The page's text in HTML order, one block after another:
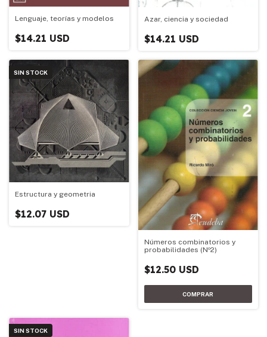
Lenguaje, teorías y modelos
$14.21 USD
Azar, ciencia y sociedad
$14.21 USD
SIN STOCK
Estructura y geometria
$12.07 USD
Números combinatorios y
probabilidades (Nº2)
$12.50 USD
SIN STOCK